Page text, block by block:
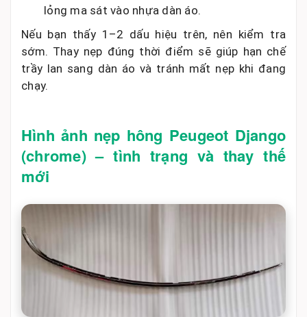
lỏng ma sát vào nhựa dàn áo.
Nếu bạn thấy 1–2 dấu hiệu trên, nên kiểm tra
sớm. Thay nẹp đúng thời điểm sẽ giúp hạn chế
trầy lan sang dàn áo và tránh mất nẹp khi đang
chạy.
Hình ảnh nẹp hông Peugeot Django
(chrome) – tình trạng và thay thế
mới